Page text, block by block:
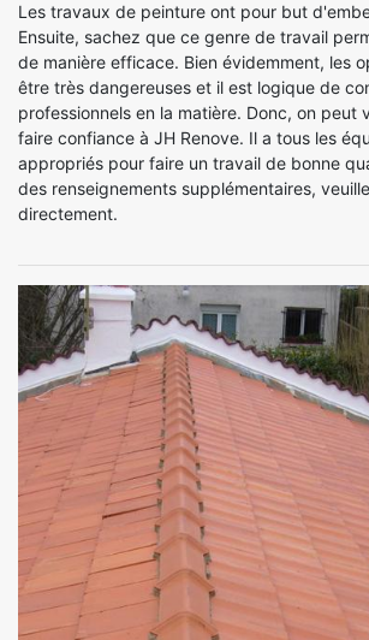
Les travaux de peinture ont pour but
Ensuite, sachez que ce genre de travail
de manière efficace. Bien évidemment, les
être très dangereuses et il est logique de
professionnels en la matière. Donc, on peut
faire confiance à JH Renove. Il a tous les
appropriés pour faire un travail de bonne
des renseignements supplémentaires,
directement.